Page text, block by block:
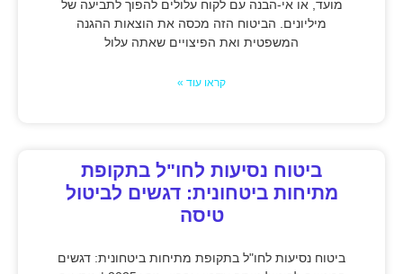
מועד, או אי-הבנה עם לקוח עלולים להפוך לתביעה של
מיליונים. הביטוח הזה מכסה את הוצאות ההגנה
המשפטית ואת הפיצויים שאתה עלול
קראו עוד »
ביטוח נסיעות לחו"ל בתקופת
מתיחות ביטחונית: דגשים לביטול
טיסה
ביטוח נסיעות לחו"ל בתקופת מתיחות ביטחונית: דגשים